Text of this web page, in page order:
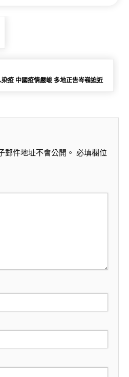
疫 中國疫情嚴峻 多地正告岑嶺迫近
郵件地址不會公開。 必填欄位